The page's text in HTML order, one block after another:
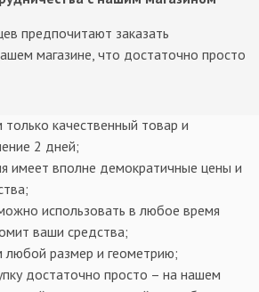
предпочитают заказать
магазине, что достаточно просто
качественный товар и
2 дней;
имеет вполне демократичные цены и
использовать в любое время
ваши средства;
любой размер и геометрию;
достаточно просто – на нашем